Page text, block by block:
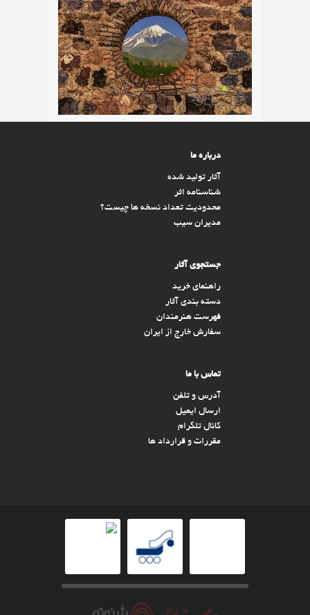
درباره ما
آثار تولید شده
شناسنامه اثر
محدودیت تعداد نسخه ها چیست؟
مدیران سیب
جستجوی آثار
راهنمای خرید
دسته بندی آثار
فهرست هنرمندان
سفارش خارج از ایران
تماس با ما
آدرس و تلفن
ارسال ایمیل
کانال تلگرام
مقررات و قرارداد ها